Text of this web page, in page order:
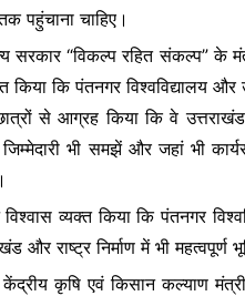
पहुंचाना चाहिए।
सरकार “विकल्प रहित संकल्प” के
किया कि पंतनगर विश्वविद्यालय
छात्रों से आग्रह किया कि वे
जिम्मेदारी भी समझें और जहां भी
व्यक्त किया कि पंतनगर
और राष्ट्र निर्माण में भी महत्वपूर्ण
कृषि एवं किसान कल्याण